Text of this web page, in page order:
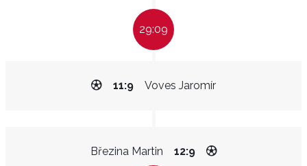
29:09
Voves Jaromír
11:9
Březina Martin 12:9